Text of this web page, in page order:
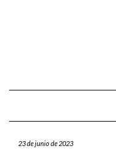
23 de junio de 2023